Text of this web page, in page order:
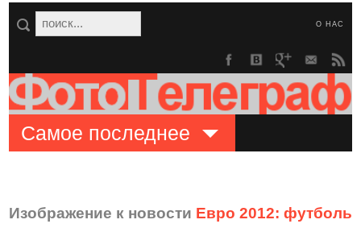
О НАС
Самое последнее
Изображение к новости Евро 2012: